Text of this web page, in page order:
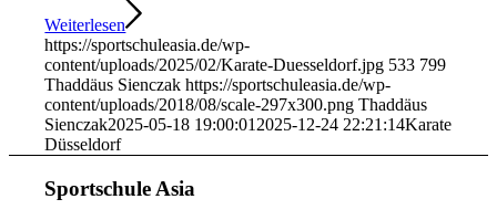
Weiterlesen
https://sportschuleasia.de/wp-
content/uploads/2025/02/Karate-Duesseldorf.jpg 533 799
Thaddäus Sienczak https://sportschuleasia.de/wp-
content/uploads/2018/08/scale-297x300.png Thaddäus
Sienczak2025-05-18 19:00:01 2025-12-24 22:21:14Karate
Düsseldorf
Sportschule Asia